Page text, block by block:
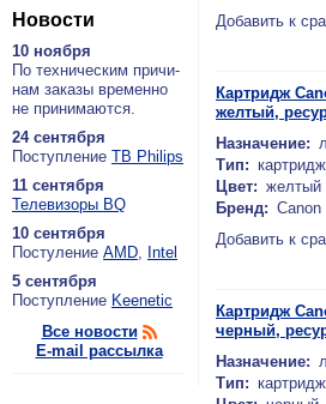
Новости
10 ноября
По тех­ни­че­ским при­чи­
нам за­ка­зы вре­мен­но
не при­ни­ма­ют­ся.
24 сентября
По­ступ­ле­ние ТВ Philips
11 сентября
Теле­ви­зо­ры BQ
10 сентября
По­сту­ле­ние AMD, Intel
5 сентября
По­ступ­ле­ние Keenetic
Все новости
E-mail рассылка
Добавить к
Картридж
желтый,
Назначение:
Тип: картридж
Цвет: желтый
Бренд: Canon
Добавить к
Картридж
черный,
Назначение:
Тип: картридж